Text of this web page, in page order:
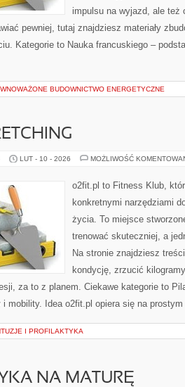
impulsu na wyjazd, ale
pewniej, tutaj znajdziesz materiały
Kategorie to Nauka francuskiego –
BUDOWNICTWO ENERGETYCZNE
LUT - 10 - 2026 MOŻLIWOŚĆ
o2fit.pl to Fitness Klub,
konkretnymi narzędziami
życia. To miejsce
trenować skuteczniej, a
Na stronie znajdziesz
kondycję, zrzucić
za to z planem. Ciekawe kategorie to
i mobility. Idea o2fit.pl opiera się na
I PROFILAKTYKA
NA MATURĘ